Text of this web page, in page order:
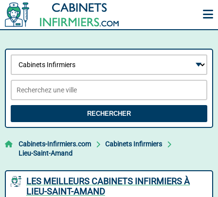
RECHERCHER
Cabinets-Infirmiers.com
Cabinets Infirmiers
Lieu-Saint-Amand
LES MEILLEURS CABINETS INFIRMIERS À
LIEU-SAINT-AMAND